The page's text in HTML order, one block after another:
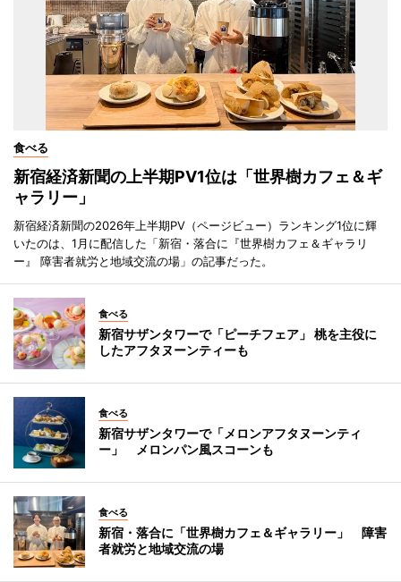
食べる
新宿経済新聞の上半期PV1位は「世界樹カフェ＆ギ
ャラリー」
新宿経済新聞の2026年上半期PV（ページビュー）ランキング1位に輝
いたのは、1月に配信した「新宿・落合に『世界樹カフェ＆ギャラリ
ー』 障害者就労と地域交流の場」の記事だった。
食べる
新宿サザンタワーで「ピーチフェア」 桃を主役に
したアフタヌーンティーも
食べる
新宿サザンタワーで「メロンアフタヌーンティ
ー」 メロンパン風スコーンも
食べる
新宿・落合に「世界樹カフェ＆ギャラリー」 障害
者就労と地域交流の場